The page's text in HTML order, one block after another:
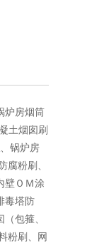
炉房烟筒
土烟囱刷
、锅炉房
腐粉刷、
壁ＯＭ涂
毒塔防
包箍、
粉刷、网